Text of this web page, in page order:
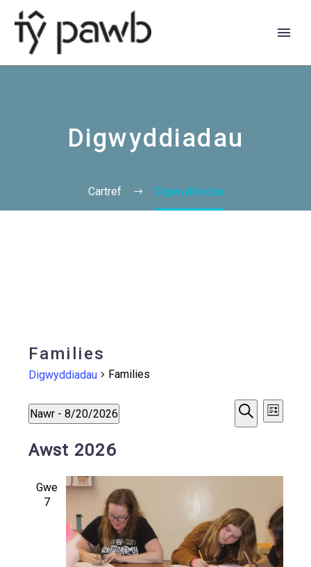
Digwyddiadau
Cartref Digwyddiadau
Families
Digwyddiadau Families
Digwyddiadau
Chwilio
Rhestr
Nawr - 8/20/2026
date.
Awst 2026
Gwe
7